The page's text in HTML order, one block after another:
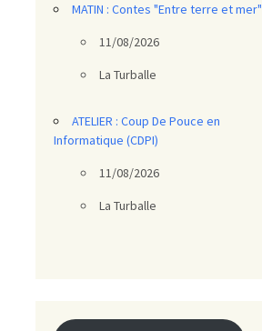
MATIN : Contes "Entre terre et mer"
11/08/2026
La Turballe
ATELIER : Coup De Pouce en
Informatique (CDPI)
11/08/2026
La Turballe